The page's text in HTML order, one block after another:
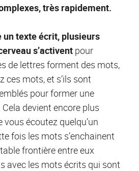
très rapidement.
un texte écrit, plusieurs
s’activent pour
de lettres forment des mots,
ces mots, et s’ils sont
pour former une
devient encore plus
écoutez quelqu’un
fois les mots s’enchainent
frontière entre eux
avec les mots écrits qui sont